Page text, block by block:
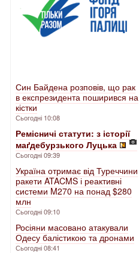
Син Байдена розповів, що рак
в експрезидента поширився на
кістки
Сьогодні 10:08
Ремісничі статути: з історії
маґдебурзького Луцька
Сьогодні 09:39
Україна отримає від Туреччини
ракети ATACMS і реактивні
системи M270 на понад $280
млн
Сьогодні 09:10
Росіяни масовано атакували
Одесу балістикою та дронами
Сьогодні 08:41